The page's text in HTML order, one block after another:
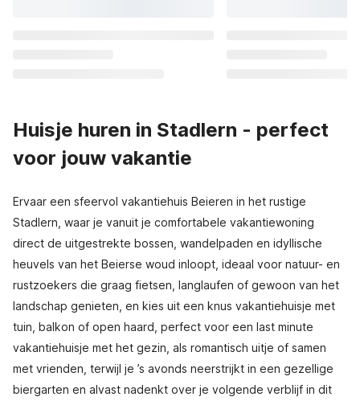
Huisje huren in Stadlern - perfect
voor jouw vakantie
Ervaar een sfeervol vakantiehuis Beieren in het rustige
Stadlern, waar je vanuit je comfortabele vakantiewoning
direct de uitgestrekte bossen, wandelpaden en idyllische
heuvels van het Beierse woud inloopt, ideaal voor natuur- en
rustzoekers die graag fietsen, langlaufen of gewoon van het
landschap genieten, en kies uit een knus vakantiehuisje met
tuin, balkon of open haard, perfect voor een last minute
vakantiehuisje met het gezin, als romantisch uitje of samen
met vrienden, terwijl je ’s avonds neerstrijkt in een gezellige
biergarten en alvast nadenkt over je volgende verblijf in dit